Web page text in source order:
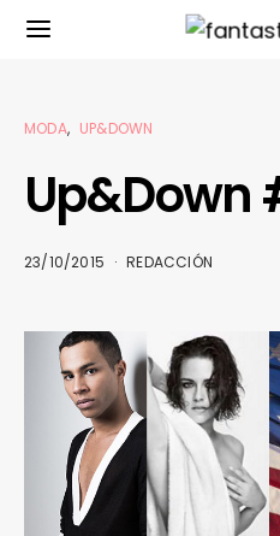
MODA UP&DOWN
Up&Down
23/10/2015 REDACCIÓN